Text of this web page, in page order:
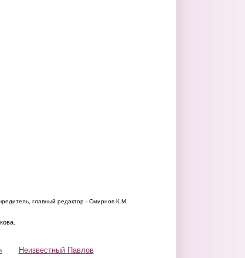
главный редактор - Смирнов К.М.
Неизвестный Павлов